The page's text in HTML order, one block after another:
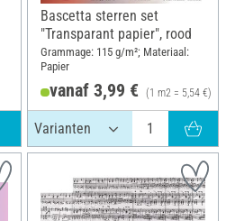
Bascetta sterren set
"Transparant papier", rood
Grammage: 115 g/m²; Materiaal:
Papier
vanaf 3,99 € (1 m2 = 5,54 €)